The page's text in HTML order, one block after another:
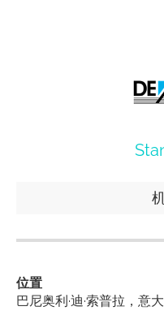
位置
巴尼奥利·迪·索普拉，意